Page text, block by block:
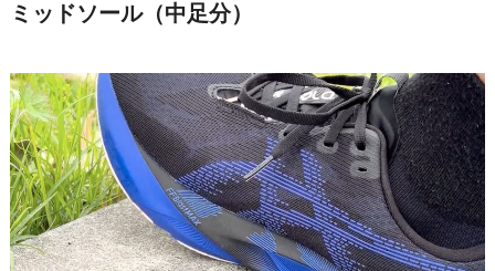
ミッドソール（中足分）